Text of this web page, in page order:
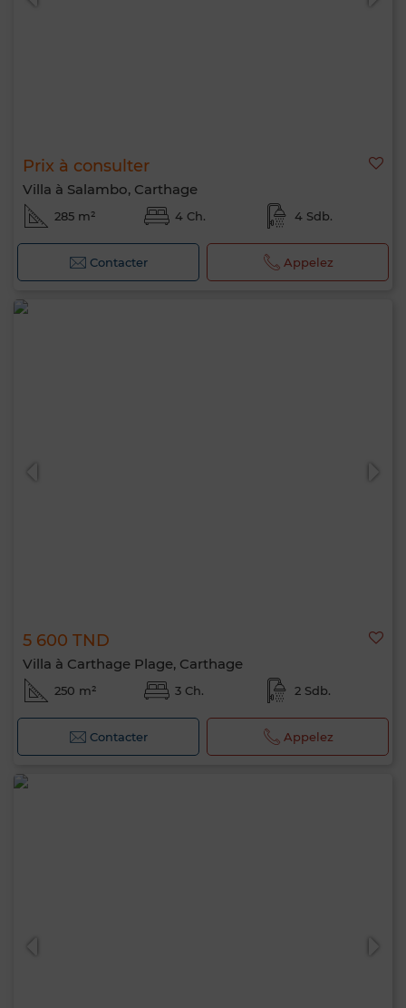
Prix à consulter
Villa à Salambo, Carthage
285 m² 4 Ch. 4 Sdb.
Contacter Appelez
5 600 TND
Villa à Carthage Plage, Carthage
250 m² 3 Ch. 2 Sdb.
Contacter Appelez